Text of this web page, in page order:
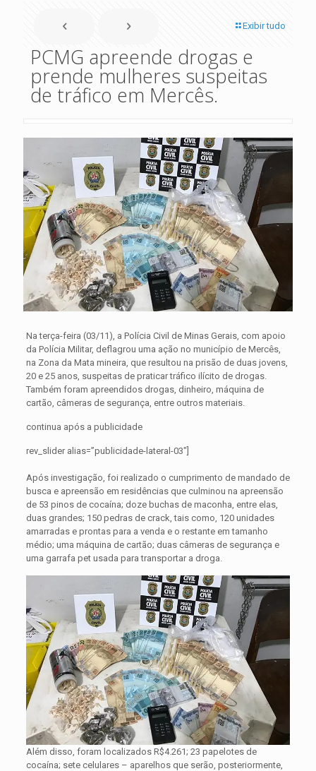
Exibir tudo
PCMG apreende drogas e
prende mulheres suspeitas
de tráfico em Mercês.
Na terça-feira (03/11), a Polícia Civil de Minas Gerais, com apoio
da Polícia Militar, deflagrou uma ação no município de Mercês,
na Zona da Mata mineira, que resultou na prisão de duas jovens,
20 e 25 anos, suspeitas de praticar tráfico ilícito de drogas.
Também foram apreendidos drogas, dinheiro, máquina de
cartão, câmeras de segurança, entre outros materiais.
continua após a publicidade
rev_slider alias=”publicidade-lateral-03″]
Após investigação, foi realizado o cumprimento de mandado de
busca e apreensão em residências que culminou na apreensão
de 53 pinos de cocaína; doze buchas de maconha, entre elas,
duas grandes; 150 pedras de crack, tais como, 120 unidades
amarradas e prontas para a venda e o restante em tamanho
médio; uma máquina de cartão; duas câmeras de segurança e
uma garrafa pet usada para transportar a droga.
Além disso, foram localizados R$4.261; 23 papelotes de
cocaína; sete celulares – aparelhos que serão, posteriormente,